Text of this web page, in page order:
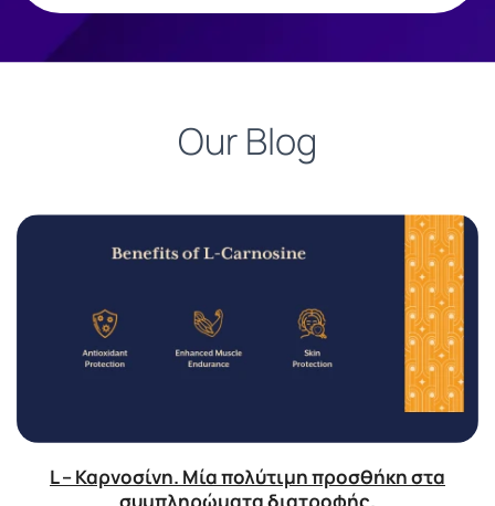
Our Blog
L – Καρνοσίνη. Μία πολύτιμη προσθήκη στα
συμπληρώματα διατροφής.